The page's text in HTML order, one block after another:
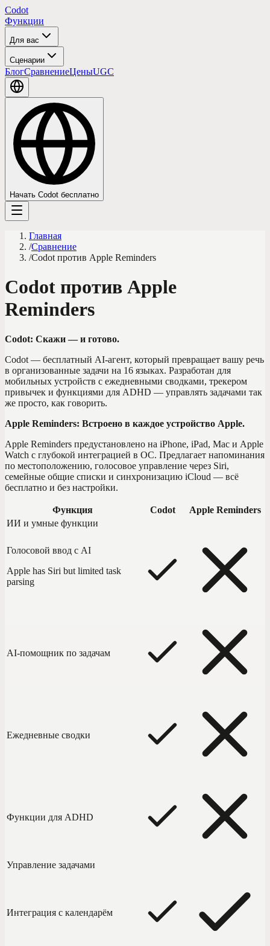
Codot
Функции
Для вас
Сценарии
БлогСравнениеЦеныUGC
Начать Codot бесплатно
Главная
/Сравнение
/Codot против Apple Reminders
Codot против Apple
Reminders
Codot: Скажи — и готово.
Codot — бесплатный AI-агент, который превращает вашу речь
в организованные задачи на 16 языках. Разработан для
мобильных устройств с ежедневными сводками, трекером
привычек и функциями для ADHD — управлять задачами так
же просто, как говорить.
Apple Reminders: Встроено в каждое устройство Apple.
Apple Reminders предустановлено на iPhone, iPad, Mac и Apple
Watch с глубокой интеграцией в ОС. Предлагает напоминания
по местоположению, голосовое управление через Siri,
семейные общие списки и синхронизацию iCloud — всё
бесплатно и без настройки.
Функция Codot
Apple Reminders
ИИ и умные функции
Голосовой ввод с AI
Apple has Siri but limited task
parsing
AI-помощник по задачам
Ежедневные сводки
Функции для ADHD
Управление задачами
Интеграция с календарём